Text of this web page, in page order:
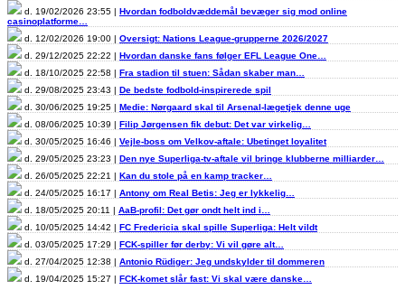
d. 19/02/2026 23:55 | Hvordan fodboldvæddemål bevæger sig mod online
casinoplatforme…
d. 12/02/2026 19:00 | Oversigt: Nations League-grupperne 2026/2027
d. 29/12/2025 22:22 | Hvordan danske fans følger EFL League One…
d. 18/10/2025 22:58 | Fra stadion til stuen: Sådan skaber man…
d. 29/08/2025 23:43 | De bedste fodbold-inspirerede spil
d. 30/06/2025 19:25 | Medie: Nørgaard skal til Arsenal-lægetjek denne uge
d. 08/06/2025 10:39 | Filip Jørgensen fik debut: Det var virkelig…
d. 30/05/2025 16:46 | Vejle-boss om Velkov-aftale: Ubetinget loyalitet
d. 29/05/2025 23:23 | Den nye Superliga-tv-aftale vil bringe klubberne milliarder…
d. 26/05/2025 22:21 | Kan du stole på en kamp tracker…
d. 24/05/2025 16:17 | Antony om Real Betis: Jeg er lykkelig…
d. 18/05/2025 20:11 | AaB-profil: Det gør ondt helt ind i…
d. 10/05/2025 14:42 | FC Fredericia skal spille Superliga: Helt vildt
d. 03/05/2025 17:29 | FCK-spiller før derby: Vi vil gøre alt…
d. 27/04/2025 12:38 | Antonio Rüdiger: Jeg undskylder til dommeren
d. 19/04/2025 15:27 | FCK-komet slår fast: Vi skal være danske…